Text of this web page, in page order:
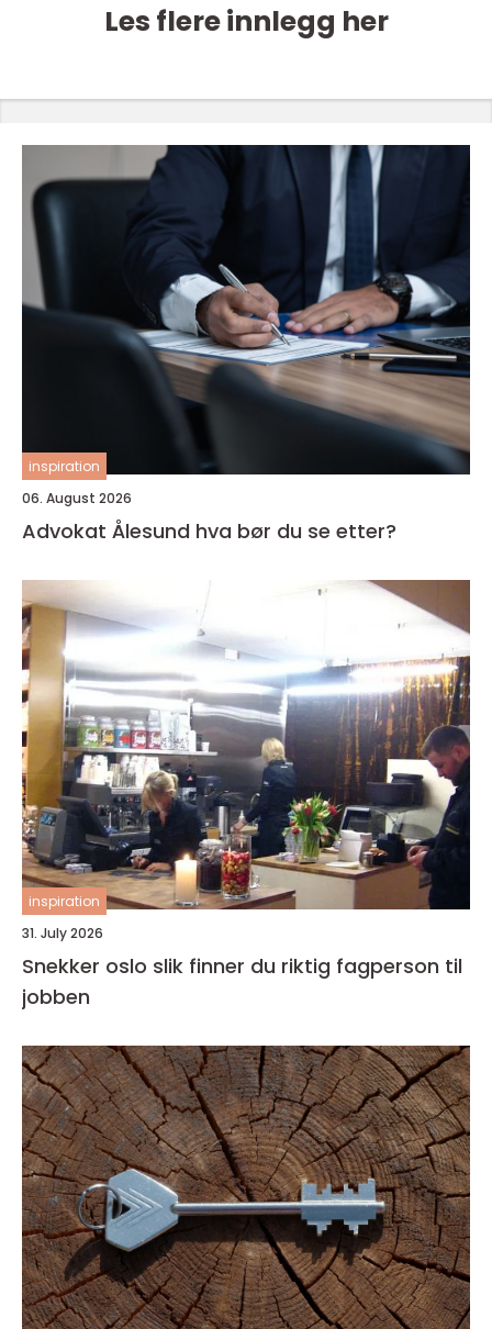
Les flere innlegg her
inspiration
06. August 2026
Advokat Ålesund hva bør du se etter?
inspiration
31. July 2026
Snekker oslo slik finner du riktig fagperson til
jobben